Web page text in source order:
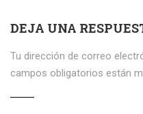
DEJA UNA
Tu dirección de correo
campos obligatorios están